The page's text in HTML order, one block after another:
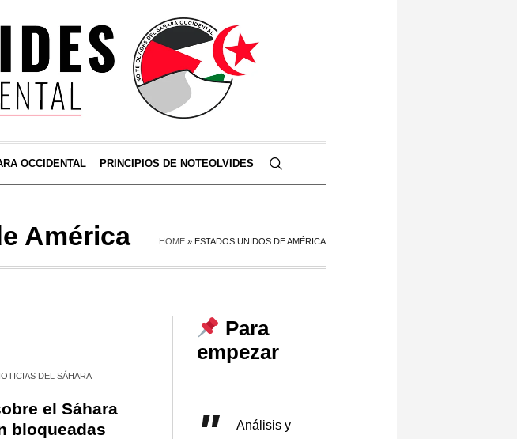
OCCIDENTAL PRINCIPIOS DE NOTEOLVIDES
América HOME » ESTADOS UNIDOS DE AMÉRICA
DEL SÁHARA
el Sáhara
bloqueadas
Para
empezar
Análisis y